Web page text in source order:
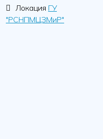
Локация ГУ
"РСНПМЦЗМиР"